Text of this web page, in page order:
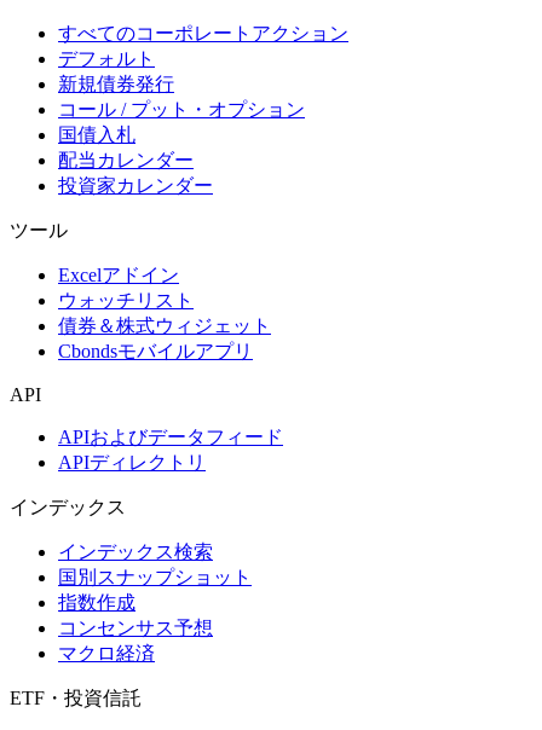
すべてのコーポレートアクション
デフォルト
新規債券発行
コール / プット・オプション
国債入札
配当カレンダー
投資家カレンダー
ツール
Excelアドイン
ウォッチリスト
債券＆株式ウィジェット
Cbondsモバイルアプリ
API
APIおよびデータフィード
APIディレクトリ
インデックス
インデックス検索
国別スナップショット
指数作成
コンセンサス予想
マクロ経済
ETF・投資信託